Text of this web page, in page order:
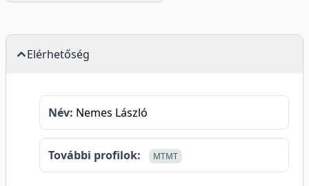
Elérhetőség
Név: Nemes László
További profilok: MTMT